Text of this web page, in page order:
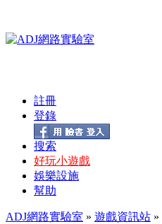
註冊
登錄
搜索
好玩小遊戲
娛樂設施
幫助
ADJ網路實驗室 » 遊戲資訊站 »